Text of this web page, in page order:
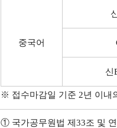
중국어
신
※ 접수마감일 기준 2년 이내
① 국가공무원법 제33조 및